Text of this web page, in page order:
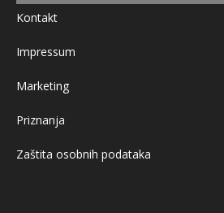
Kontakt
Impressum
Marketing
Priznanja
Zaštita osobnih podataka